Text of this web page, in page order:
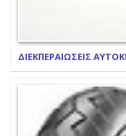
ΔΙΕΚΠΕΡΑΙΩΣΕΙΣ